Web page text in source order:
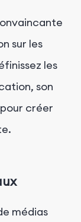
sur les
les
son
créer
médias